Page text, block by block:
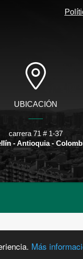
Más
UBICACIÓN
carrera 71 # 1-37
- Antioquia -